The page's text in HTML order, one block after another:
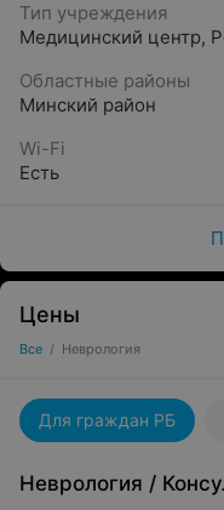
Тип учреждения
Медицинский центр,
Областные районы
Минский район
Wi-Fi
Есть
Цены
Все / Неврология
Для граждан РБ
Неврология /